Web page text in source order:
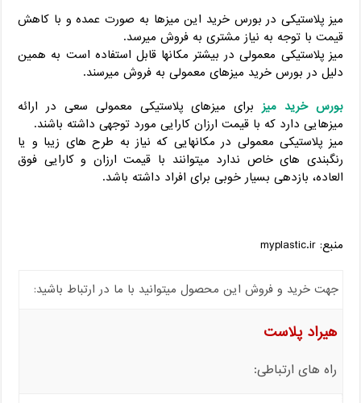
میز پلاستیکی در بورس خرید این میزها به صورت عمده و با کاهش
قیمت با توجه به نیاز مشتری به فروش میرسد.
میز پلاستیکی معمولی در بیشتر مکانها قابل استفاده است به همین
دلیل در بورس خرید میزهای معمولی به فروش میرسند.
بورس خرید میز برای میزهای پلاستیکی معمولی سعی در ارائه
میزهایی دارد که با قیمت ارزان کارایی مورد توجهی داشته باشند.
میز پلاستیکی معمولی در مکانهایی که نیاز به طرح های زیبا و یا
رنگبندی های خاص ندارد میتوانند با قیمت ارزان و کارایی فوق
العاده، بازدهی بسیار خوبی برای افراد داشته باشد.
منبع: myplastic.ir
جهت خرید و فروش این محصول میتوانید با ما در ارتباط باشید:
هیراد پلاست
راه های ارتباطی: